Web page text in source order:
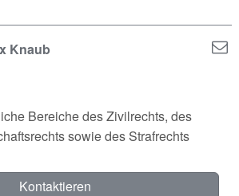
Knaub
Bereiche des Zivilrechts, des
sowie des Strafrechts
Kontaktieren